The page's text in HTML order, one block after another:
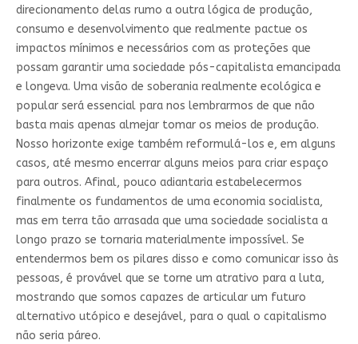
direcionamento delas rumo a outra lógica de produção,
consumo e desenvolvimento que realmente pactue os
impactos mínimos e necessários com as proteções que
possam garantir uma sociedade pós-capitalista emancipada
e longeva. Uma visão de soberania realmente ecológica e
popular será essencial para nos lembrarmos de que não
basta mais apenas almejar tomar os meios de produção.
Nosso horizonte exige também reformulá-los e, em alguns
casos, até mesmo encerrar alguns meios para criar espaço
para outros. Afinal, pouco adiantaria estabelecermos
finalmente os fundamentos de uma economia socialista,
mas em terra tão arrasada que uma sociedade socialista a
longo prazo se tornaria materialmente impossível. Se
entendermos bem os pilares disso e como comunicar isso às
pessoas, é provável que se torne um atrativo para a luta,
mostrando que somos capazes de articular um futuro
alternativo utópico e desejável, para o qual o capitalismo
não seria páreo.